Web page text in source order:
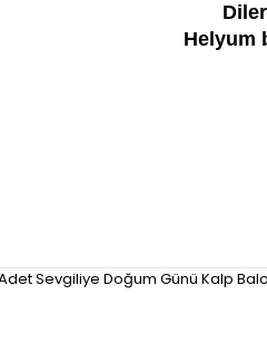
Helyum
Sevgiliye Doğum Günü Kalp